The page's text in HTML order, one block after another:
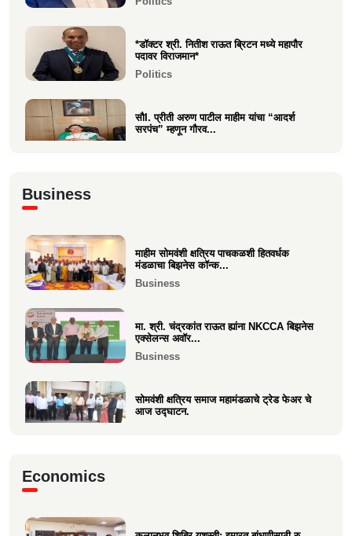
Entertainment
*डॉक्टर श्री. नितीश राऊत ब्रिटन मध्ये महापौर
पदावर विराजमान*
Politics
सौI. प्रीती अरुण पाटील माहीम यांचा “आदर्श
सरपंच” म्हणून गौरव...
श्री. अजूभाई यशवंत ठाकूर ह्यांची मा.श्री.उद्धव
बाळासाहेब ठा...
Politics
Business
माहीम सोमवंशी क्षत्रिय पाचकळशी हितवर्धक
मंडळाचा बिझनेस कॉन्क...
Business
मा. श्री. चंद्रकांत राऊत ह्यांना NKCCA बिझनेस
एक्सेलन्स अवॉर...
Business
सोमवंशी क्षत्रिय समाज महामंडळाचे ट्रेड फेअर चे
आज उद्घाटन.
Economics